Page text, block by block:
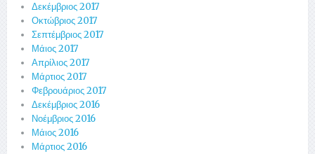
Δεκέμβριος 2017
Οκτώβριος 2017
Σεπτέμβριος 2017
Μάιος 2017
Απρίλιος 2017
Μάρτιος 2017
Φεβρουάριος 2017
Δεκέμβριος 2016
Νοέμβριος 2016
Μάιος 2016
Μάρτιος 2016